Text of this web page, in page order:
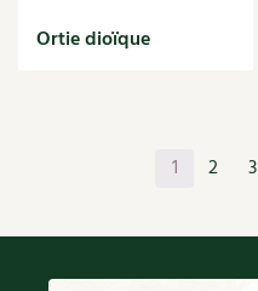
Optimiser l'espace
Paille
Panais
Ortie dioïque
1 2 3